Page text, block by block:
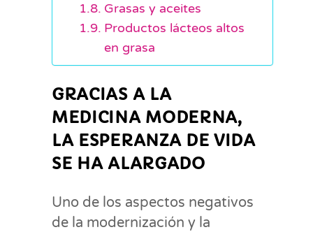
Grasas y aceites
Productos lácteos altos
en grasa
GRACIAS A LA
MEDICINA MODERNA,
LA ESPERANZA DE VIDA
SE HA ALARGADO
Uno de los aspectos negativos
de la modernización y la